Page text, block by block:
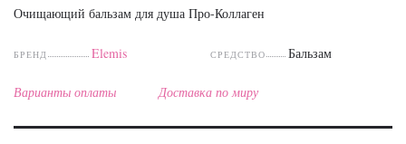
Очищающий бальзам для душа Про-Коллаген
БРЕНД Elemis СРЕДСТВО Бальзам
Варианты оплаты Доставка по миру